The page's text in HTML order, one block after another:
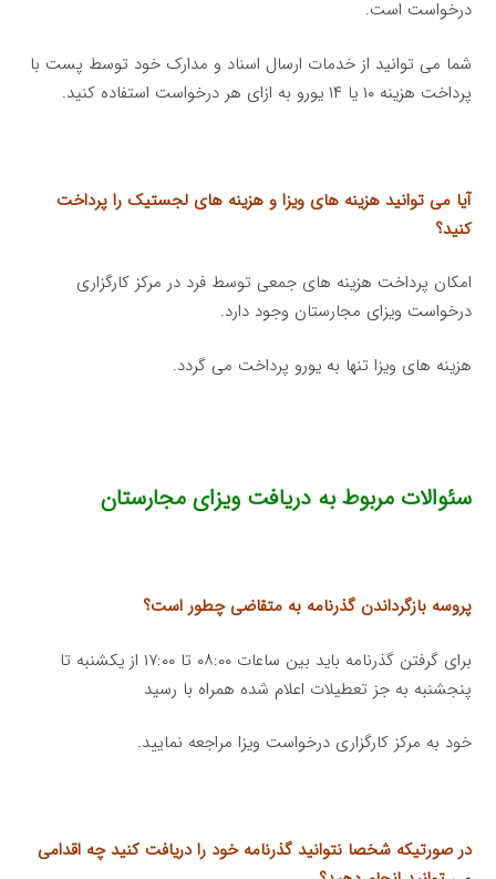
درخواست است.
شما می توانید از خدمات ارسال اسناد و مدارک خود توسط پست با
پرداخت هزینه ۱۰ یا ۱۴ یورو به ازای هر درخواست استفاده کنید.
آیا می توانید هزینه های ویزا و هزینه های لجستیک را پرداخت
کنید؟
امکان پرداخت هزینه های جمعی توسط فرد در مرکز کارگزاری
درخواست ویزای مجارستان وجود دارد.
هزینه های ویزا تنها به یورو پرداخت می گردد.
سئوالات مربوط به دریافت ویزای مجارستان
پروسه بازگرداندن گذرنامه به متقاضی چطور است؟
برای گرفتن گذرنامه باید بین ساعات ۰۸:۰۰ تا ۱۷:۰۰ از یکشنبه تا
پنجشنبه به جز تعطیلات اعلام شده همراه با رسید
خود به مرکز کارگزاری درخواست ویزا مراجعه نمایید.
در صورتیکه شخصا نتوانید گذرنامه خود را دریافت کنید چه اقدامی